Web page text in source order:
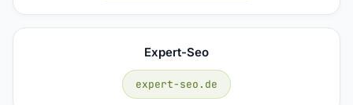
Expert-Seo
expert-seo.de